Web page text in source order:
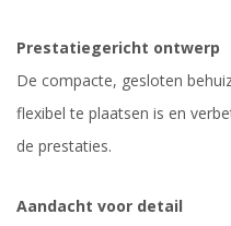
Prestatiegericht ontwerp
De compacte, gesloten
flexibel te plaatsen is en
de prestaties.
Aandacht voor detail